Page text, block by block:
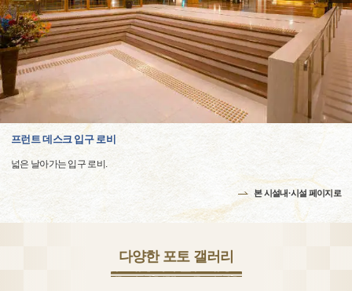
프런트 데스크 입구 로비
넓은 날아가는 입구 로비.
본 시설내·시설 페이지로
다양한 포토 갤러리